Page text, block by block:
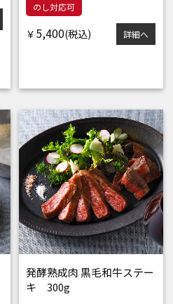
のし対応可
￥ 5,400 詳細へ
発酵熟成肉 黒毛和牛ステー
キ 300g